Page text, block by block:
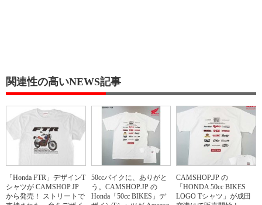
関連性の高いNEWS記事
「Honda FTR」デザインT
シャツが CAMSHOP.JP
から発売！ ストリートで
50ccバイクに、ありがと
う。CAMSHOP.JP の
Honda「50cc BIKES」デ
CAMSHOP.JP の
「HONDA 50cc BIKES
LOGO Tシャツ」が成田